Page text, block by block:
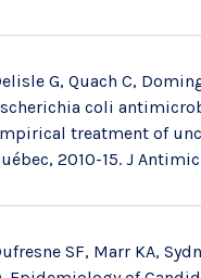
G, Quach C,
coli
treatment of
2010-15. J
SF, Marr KA,